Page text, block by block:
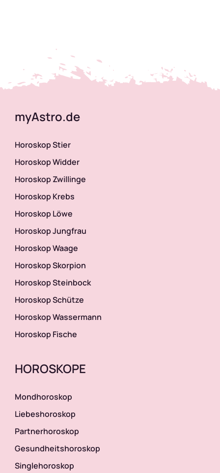
myAstro.de
Horoskop Stier
Horoskop Widder
Horoskop Zwillinge
Horoskop Krebs
Horoskop Löwe
Horoskop Jungfrau
Horoskop Waage
Horoskop Skorpion
Horoskop Steinbock
Horoskop Schütze
Horoskop Wassermann
Horoskop Fische
HOROSKOPE
Mondhoroskop
Liebeshoroskop
Partnerhoroskop
Gesundheitshoroskop
Singlehoroskop